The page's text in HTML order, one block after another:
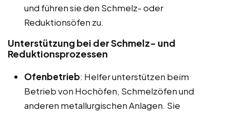
und führen sie den Schmelz- oder
Reduktionsöfen zu.
Unterstützung bei der Schmelz- und
Reduktionsprozessen
Ofenbetrieb: Helfer unterstützen beim
Betrieb von Hochöfen, Schmelzöfen und
anderen metallurgischen Anlagen. Sie